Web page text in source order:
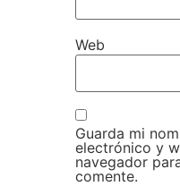
Web
Guarda mi
electrónico y
navegador
comente.